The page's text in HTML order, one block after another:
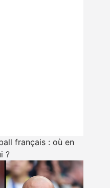
français : où en
?